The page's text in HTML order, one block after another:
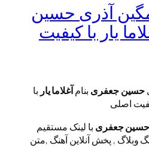
آذری حسین
یار با کیفیت
حسین جعفری بنامآغلاما یار با
اصلی
حسین جعفری با لینک مستقیم
وبلاگ , پخش آنلاین آهنگ ,متن